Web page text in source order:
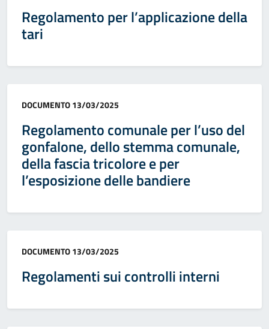
Regolamento per l’applicazione della
tari
Categoria:
DOCUMENTO13/03/2025
Regolamento comunale per l’uso del
gonfalone, dello stemma comunale,
della fascia tricolore e per
l’esposizione delle bandiere
Categoria:
DOCUMENTO13/03/2025
Regolamenti sui controlli interni